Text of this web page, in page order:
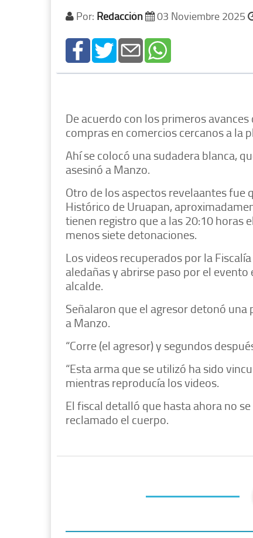
Por: Redacción 03 Noviembre 2025
De acuerdo con los primeros
compras en comercios cercanos a la
Ahí se colocó una sudadera blanca,
asesinó a Manzo.
Otro de los aspectos revelaantes fue
Histórico de Uruapan,
tienen registro que a las 20:10 horas
menos siete detonaciones.
Los videos recuperados por la
aledañas y abrirse paso por el
alcalde.
Señalaron que el agresor detonó
a Manzo.
“Corre (el agresor) y segundos
“Esta arma que se utilizó ha sido
mientras reproducía los videos.
El fiscal detalló que hasta ahora no
reclamado el cuerpo.